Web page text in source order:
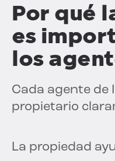
Por qué
es
los
Cada agente de
propietario
La propiedad